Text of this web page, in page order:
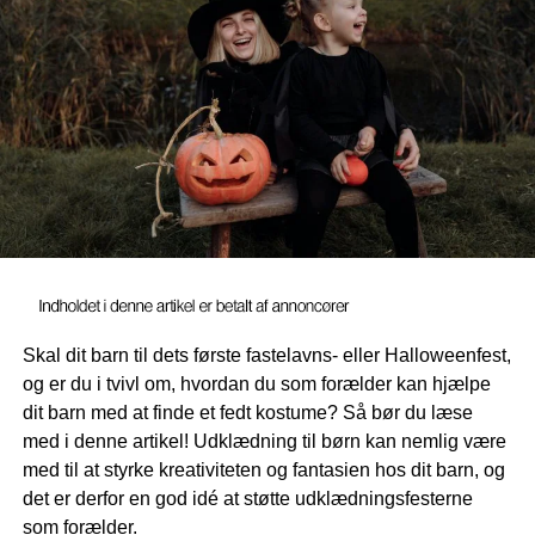
Tænk over materiale
Når man gennemborer hud, så er der udover betændelse
også en risiko for at fremkalde allergi, da man lader meget
følsom hud være i konstant kontakt med et
fremmedlegeme. Derfor anbefales det i starten kun at
benytte titanium, kirurgisk stål eller niobium og først
benytte øreringe af andet materiale, når piercingen er
helet. Det anbefales dog kun at udskifte til smykker med
Derfor er det også vigtigt, at du indstiller din datter på, at
hun de første mange uger ikke kan gå med de smarte
øreringe
, som hun måske drømmer om.
Vælg den rette piercer
Det er heller ikke helt lige meget, hvor du vælger at få dit
Skal dit barn til dets første fastelavns- eller Halloweenfest,
og er du i tvivl om, hvordan du som forælder kan hjælpe
dit barn med at finde et fedt kostume? Så bør du læse
med i denne artikel! Udklædning til børn kan nemlig være
med til at styrke kreativiteten og fantasien hos dit barn, og
det er derfor en god idé at støtte udklædningsfesterne
som forælder.